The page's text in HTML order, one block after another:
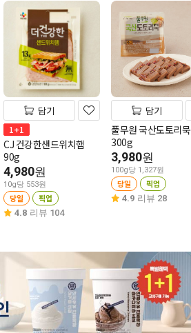
담기
1+1
CJ 건강한샌드위치햄
90g
4,980원
10g당 553원
당일 픽업
4.8 리뷰 104
담기
풀무원 국산도토리묵
300g
3,980원
100g당 1,327원
당일 픽업
4.9 리뷰 28